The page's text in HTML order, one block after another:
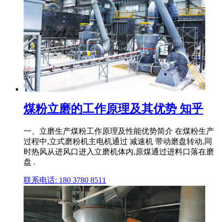
煤粉立磨的工作原理及其优势 知乎
一、立磨生产煤粉工作原理及性能优势简介 在煤粉生产
过程中,立式磨粉机主电机通过 减速机 带动磨盘转动,同
时热风从进风口进入立磨机体内,原煤通过进料口落在磨
盘 .
联系电话: 180 3780 8511